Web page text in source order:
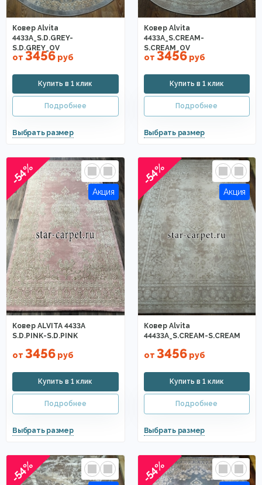
Ковер Alvita
4433A_S.D.GREY-
S.D.GREY_OV
от 3456 руб
Ковер Alvita
4433A_S.CREAM-
S.CREAM_OV
от 3456руб
-54%
Ковер ALVITA 4433A
S.D.PINK-S.D.PINK
от 3456 руб
-54%
Ковер Alvita
44433A_S.CREAM-S.CREAM
от 3456руб
-54% -54%